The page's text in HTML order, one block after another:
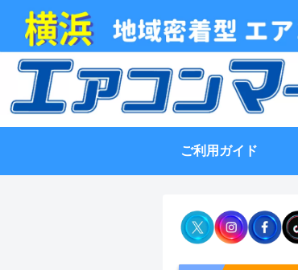
ご利用ガイド